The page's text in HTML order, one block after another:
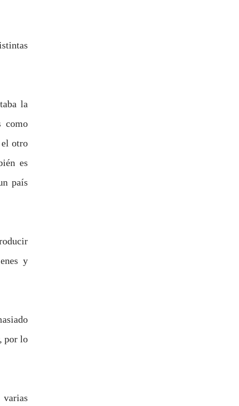
la
como
el otro
es
país
y
por lo